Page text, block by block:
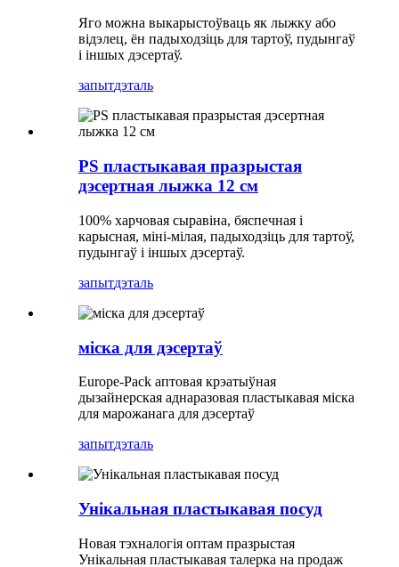
Яго можна выкарыстоўваць як лыжку або
відэлец, ён падыходзіць для тартоў, пудынгаў
і іншых дэсертаў.
запытдэталь
PS пластыкавая празрыстая
дэсертная лыжка 12 см
100% харчовая сыравіна, бяспечная і
карысная, міні-мілая, падыходзіць для тартоў,
пудынгаў і іншых дэсертаў.
запытдэталь
міска для дэсертаў
Europe-Pack аптовая крэатыўная
дызайнерская аднаразовая пластыкавая міска
для марожанага для дэсертаў
запытдэталь
Унікальная пластыкавая посуд
Новая тэхналогія оптам празрыстая
Унікальная пластыкавая талерка на продаж